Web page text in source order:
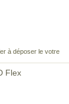
à déposer le votre
Flex